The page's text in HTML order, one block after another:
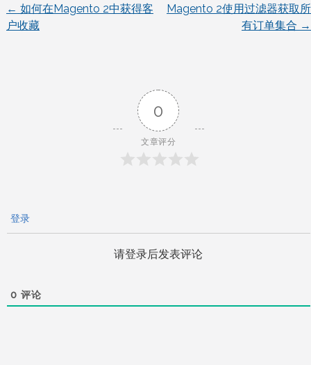
文
← 如何在Magento 2中获得客
户收藏
Magento 2使用过滤器获取所
有订单集合 →
0
文章评分
登录
请登录后发表评论
0 评论